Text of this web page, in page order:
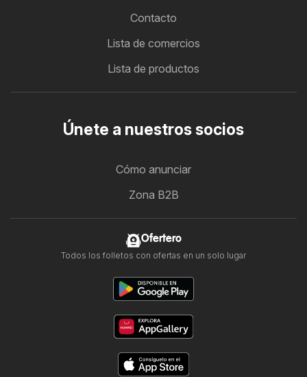
Contacto
Lista de comercios
Lista de productos
Únete a nuestros socios
Cómo anunciar
Zona B2B
Ofertero
Todos los folletos con ofertas en un solo lugar